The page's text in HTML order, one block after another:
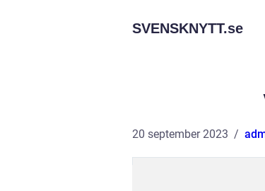
SVENSKNYTT.se
20 september 2023